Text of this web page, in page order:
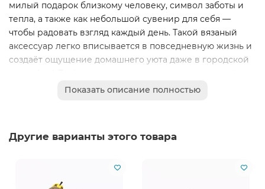
милый подарок близкому человеку, символ заботы и
тепла, а также как небольшой сувенир для себя —
чтобы радовать взгляд каждый день. Такой вязаный
аксессуар легко вписывается в повседневную жизнь и
создаёт ощущение домашнего уюта даже в городской
труд, искренность и атмосферу. Мы создаём вещи не
стать маленьким, но важным акцентом в вашей жизни.
вручную, оттенок мордочки и мелкие детали могут
немного отличаться — это не дефект, а особенность
Показать описание полностью
Другие варианты этого товара